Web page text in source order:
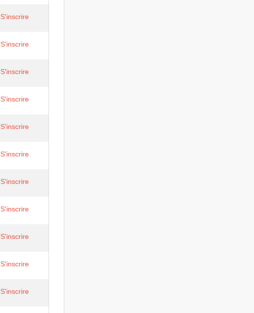
S'inscrire
S'inscrire
S'inscrire
S'inscrire
S'inscrire
S'inscrire
S'inscrire
S'inscrire
S'inscrire
S'inscrire
S'inscrire